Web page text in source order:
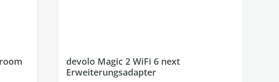
devolo Magic 2 WiFi 6 next
Erweiterungsadapter